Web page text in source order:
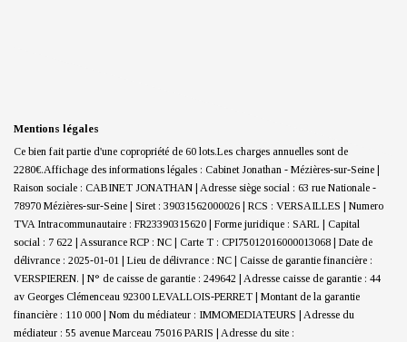
Mentions légales
Ce bien fait partie d'une copropriété de 60 lots.Les charges annuelles sont de
2280€.Affichage des informations légales : Cabinet Jonathan - Mézières-sur-Seine |
Raison sociale : CABINET JONATHAN | Adresse siège social : 63 rue Nationale -
78970 Mézières-sur-Seine | Siret : 39031562000026 | RCS : VERSAILLES | Numero
TVA Intracommunautaire : FR23390315620 | Forme juridique : SARL | Capital
social : 7 622 | Assurance RCP : NC | Carte T : CPI75012016000013068 | Date de
délivrance : 2025-01-01 | Lieu de délivrance : NC | Caisse de garantie financière :
VERSPIEREN. | N° de caisse de garantie : 249642 | Adresse caisse de garantie : 44
av Georges Clémenceau 92300 LEVALLOIS-PERRET | Montant de la garantie
financière : 110 000 | Nom du médiateur : IMMOMEDIATEURS | Adresse du
médiateur : 55 avenue Marceau 75016 PARIS | Adresse du site :